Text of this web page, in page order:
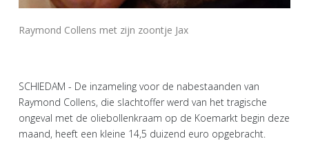
Raymond Collens met zijn zoontje Jax
SCHIEDAM - De inzameling voor de nabestaanden van
Raymond Collens, die slachtoffer werd van het tragische
ongeval met de oliebollenkraam op de Koemarkt begin deze
maand, heeft een kleine 14,5 duizend euro opgebracht.